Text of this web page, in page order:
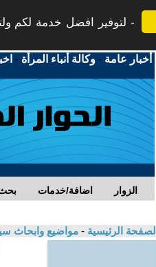
لتوفير افضل خدمة لكم
أخبار عامة -وكالة أنباء المرأة -
اضافة/خدمات الزوار
الصفحة الرئيسية - مواضيع وابحاث